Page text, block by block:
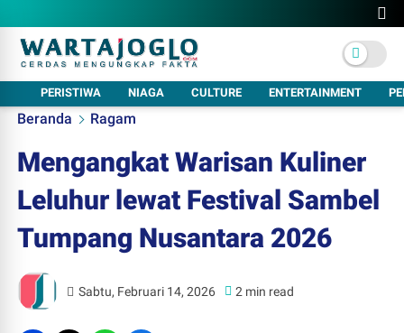
PERISTIWA NIAGA CULTURE ENTERTAINMENT
Beranda Ragam
Mengangkat Warisan Kuliner
Leluhur lewat Festival Sambel
Tumpang Nusantara 2026
Sabtu, Februari 14, 2026 2 min read